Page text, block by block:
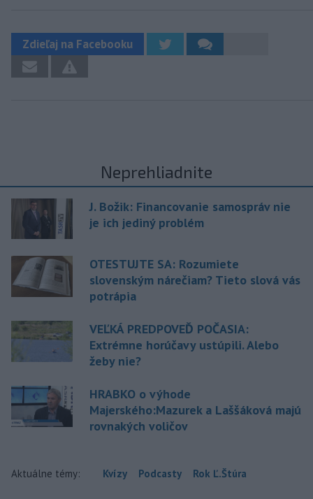
Zdieľaj na Facebooku
Neprehliadnite
J. Božik: Financovanie samospráv nie
je ich jediný problém
OTESTUJTE SA: Rozumiete
slovenským nárečiam? Tieto slová vás
potrápia
VEĽKÁ PREDPOVEĎ POČASIA:
Extrémne horúčavy ustúpili. Alebo
žeby nie?
HRABKO o výhode
Majerského:Mazurek a Laššáková majú
rovnakých voličov
Aktuálne témy: Kvízy Podcasty Rok Ľ.Štúra